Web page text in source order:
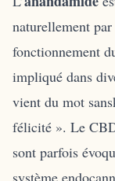
naturellement
fonctionnement
impliqué dans
vient du mot
félicité ». Le
sont parfois
système